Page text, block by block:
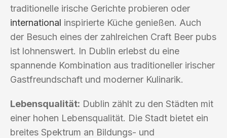
traditionelle irische Gerichte probieren oder
international inspirierte Küche genießen. Auch
der Besuch eines der zahlreichen Craft Beer pubs
ist lohnenswert. In Dublin erlebst du eine
spannende Kombination aus traditioneller irischer
Gastfreundschaft und moderner Kulinarik.
Lebensqualität: Dublin zählt zu den Städten mit
einer hohen Lebensqualität. Die Stadt bietet ein
breites Spektrum an Bildungs- und